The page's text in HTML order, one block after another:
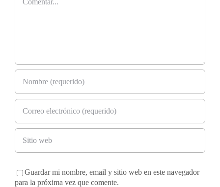
Guardar mi nombre, email y sitio web en este navegador
para la próxima vez que comente.